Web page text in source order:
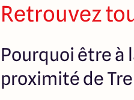
Retrouvez
Pourquoi être à
proximité de